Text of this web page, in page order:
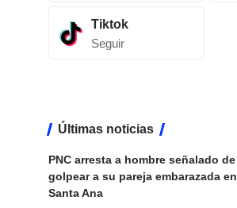
Tiktok
Seguir
Últimas noticias
PNC arresta a hombre señalado de
golpear a su pareja embarazada en
Santa Ana